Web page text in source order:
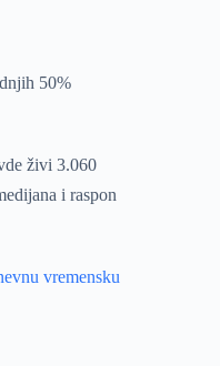
50%
živi 3.060
i raspon
vremensku